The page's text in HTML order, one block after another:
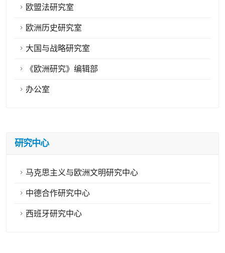
欧盟法研究室
欧洲历史研究室
大国与战略研究室
《欧洲研究》编辑部
办公室
研究中心
马克思主义与欧洲文明研究中心
中德合作研究中心
西班牙研究中心